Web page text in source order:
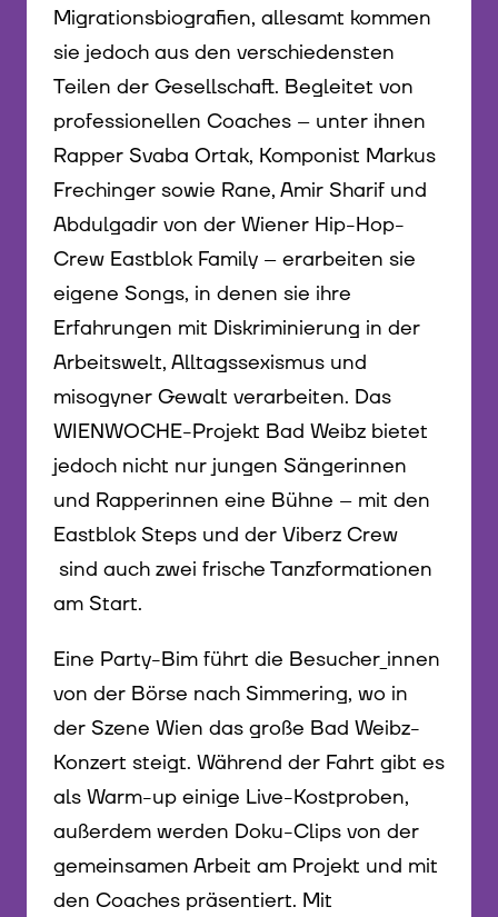
Migrationsbiografien, allesamt kommen
sie jedoch aus den verschiedensten
Teilen der Gesellschaft. Begleitet von
professionellen Coaches – unter ihnen
Rapper Svaba Ortak, Komponist Markus
Frechinger sowie Rane, Amir Sharif und
Abdulgadir von der Wiener Hip-Hop-
Crew Eastblok Family – erarbeiten sie
eigene Songs, in denen sie ihre
Erfahrungen mit Diskriminierung in der
Arbeitswelt, Alltagssexismus und
misogyner Gewalt verarbeiten. Das
WIENWOCHE-Projekt Bad Weibz bietet
jedoch nicht nur jungen Sängerinnen
und Rapperinnen eine Bühne – mit den
Eastblok Steps und der Viberz Crew
sind auch zwei frische Tanzformationen
am Start.
Eine Party-Bim führt die Besucher_innen
von der Börse nach Simmering, wo in
der Szene Wien das große Bad Weibz-
Konzert steigt. Während der Fahrt gibt es
als Warm-up einige Live-Kostproben,
außerdem werden Doku-Clips von der
gemeinsamen Arbeit am Projekt und mit
den Coaches präsentiert. Mit